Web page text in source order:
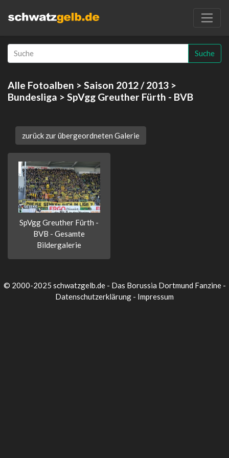
Suche
Alle Fotoalben > Saison 2012 / 2013 >
Bundesliga > SpVgg Greuther Fürth - BVB
zurück zur übergeordneten Galerie
SpVgg Greuther Fürth -
BVB - Gesamte
Bildergalerie
© 2000-2025 schwatzgelb.de - Das Borussia Dortmund Fanzine -
Datenschutzerklärung - Impressum